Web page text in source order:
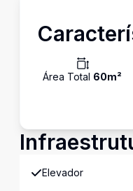
Área Total 60m²
Elevador